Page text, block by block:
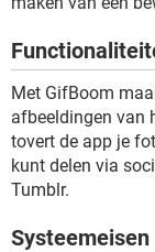
Met GifBoom
afbeeldingen van
tovert de app je
kunt delen via
Tumblr.
Systeemeisen